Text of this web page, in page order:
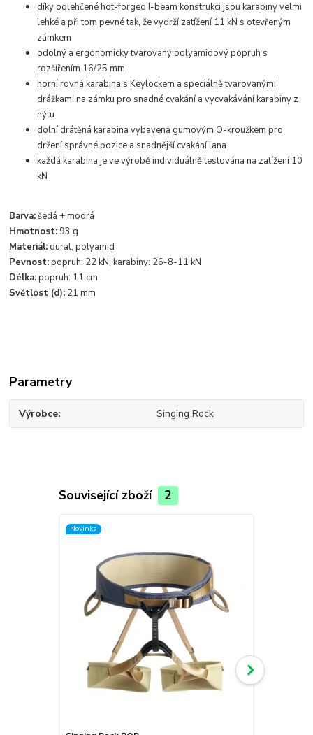
díky odlehčené hot-forged I-beam konstrukci jsou karabiny velmi
lehké a při tom pevné tak, že vydrží zatížení 11 kN s otevřeným
zámkem
odolný a ergonomicky tvarovaný polyamidový popruh s
rozšířením 16/25 mm
horní rovná karabina s Keylockem a speciálně tvarovanými
drážkami na zámku pro snadné cvakání a vycvakávání karabiny z
nýtu
dolní drátěná karabina vybavena gumovým O-kroužkem pro
držení správné pozice a snadnější cvakání lana
každá karabina je ve výrobě individuálně testována na zatížení 10
kN
Barva:šedá + modrá
Hmotnost: 93 g
Materiál: dural, polyamid
Pevnost:popruh: 22 kN, karabiny: 26-8-11 kN
Délka:popruh: 11 cm
Světlost (d): 21 mm
Parametry
Výrobce Singing Rock
Související zboží 2
Novinka